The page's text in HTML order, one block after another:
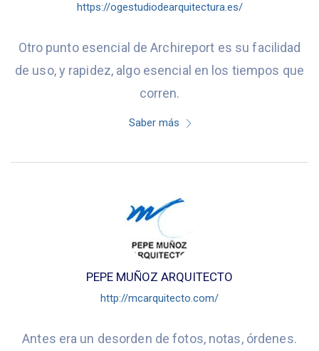
https://ogestudiodearquitectura.es/
Otro punto esencial de Archireport es su facilidad
de uso, y rapidez, algo esencial en los tiempos que
corren.
Saber más
PEPE MUÑOZ ARQUITECTO
http://mcarquitecto.com/
Antes era un desorden de fotos, notas, órdenes.